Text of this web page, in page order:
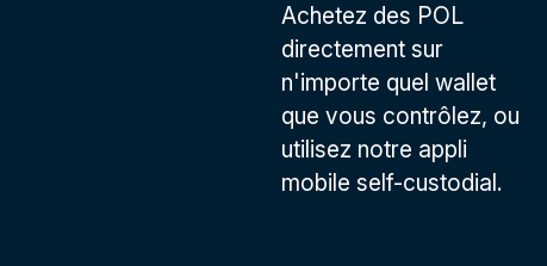
Achetez des POL
directement sur
n'importe quel wallet
que vous contrôlez, ou
utilisez notre appli
mobile self-custodial.